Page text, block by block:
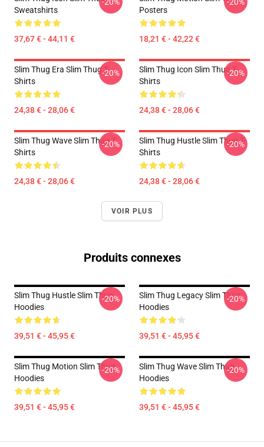
Sweatshirts
37,67 € - 44,11 €
Posters
18,21 € - 42,22 €
Slim Thug Era Slim Thug T-
Shirts
24,38 € - 28,06 €
-20%
Slim Thug Icon Slim Thug T-
Shirts
24,38 € - 28,06 €
-20%
Slim Thug Wave Slim Thug T-
Shirts
24,38 € - 28,06 €
-20%
Slim Thug Hustle Slim Thug T-
Shirts
24,38 € - 28,06 €
-20%
VOIR PLUS
Produits connexes
Slim Thug Hustle Slim Thug
Hoodies
39,51 € - 45,95 €
-20%
Slim Thug Legacy Slim Thug
Hoodies
39,51 € - 45,95 €
-20%
Slim Thug Motion Slim Thug
Hoodies
39,51 € - 45,95 €
-20%
Slim Thug Wave Slim Thug
Hoodies
39,51 € - 45,95 €
-20%